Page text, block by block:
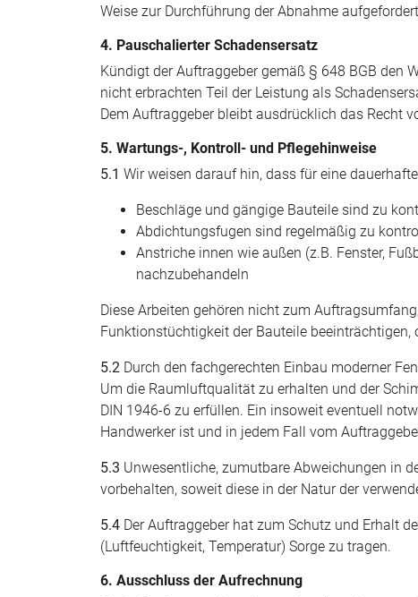
Weise zur Durchführung der Abnahme
4. Pauschalierter Schadensersatz
Kündigt der Auftraggeber gemäß § 648 BGB den
nicht erbrachten Teil der Leistung als
Dem Auftraggeber bleibt ausdrücklich das Recht
5. Wartungs-, Kontroll- und Pflegehinweise
5.1 Wir weisen darauf hin, dass für eine
Beschläge und gängige Bauteile sind zu
Abdichtungsfugen sind regelmäßig zu
Anstriche innen wie außen (z.B. Fenster,
nachzubehandeln
Diese Arbeiten gehören nicht zum
Funktionstüchtigkeit der Bauteile
5.2 Durch den fachgerechten Einbau moderner
Um die Raumluftqualität zu erhalten und der
DIN 1946-6 zu erfüllen. Ein insoweit eventuell
Handwerker ist und in jedem Fall vom
5.3 Unwesentliche, zumutbare Abweichungen in
vorbehalten, soweit diese in der Natur der
5.4 Der Auftraggeber hat zum Schutz und Erhalt
(Luftfeuchtigkeit, Temperatur) Sorge zu tragen.
6. Ausschluss der Aufrechnung